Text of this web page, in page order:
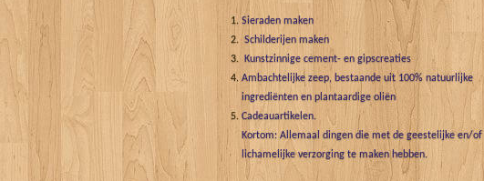
Sieraden maken
Schilderijen maken
Kunstzinnige cement- en gipscreaties
Ambachtelijke zeep, bestaande uit 100% natuurlijke
ingrediënten en plantaardige oliën
Cadeauartikelen.
Kortom: Allemaal dingen die met de geestelijke en/of
lichamelijke verzorging te maken hebben.